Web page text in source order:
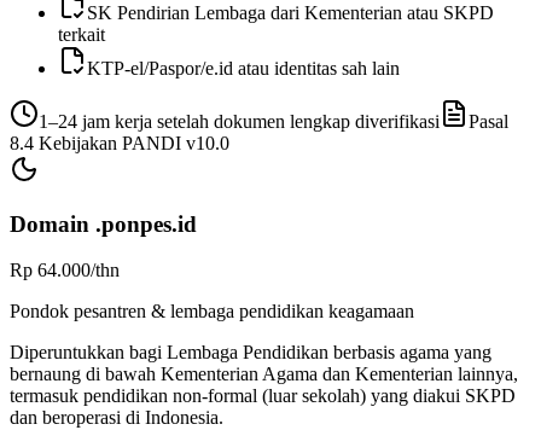
SK Pendirian Lembaga dari Kementerian atau SKPD
terkait
KTP-el/Paspor/e.id atau identitas sah lain
1–24 jam kerja setelah dokumen lengkap diverifikasi
Pasal
8.4 Kebijakan PANDI v10.0
Domain .ponpes.id
Rp 64.000/thn
Pondok pesantren & lembaga pendidikan keagamaan
Diperuntukkan bagi Lembaga Pendidikan berbasis agama yang
bernaung di bawah Kementerian Agama dan Kementerian lainnya,
termasuk pendidikan non-formal (luar sekolah) yang diakui SKPD
dan beroperasi di Indonesia.